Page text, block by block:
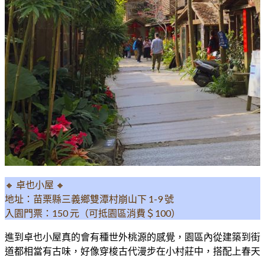
🔸 卓也小屋 🔸
地址：苗栗縣三義鄉雙潭村崩山下 1-9 號
入園門票：150 元（可抵園區消費＄100）
進到卓也小屋真的會有種世外桃源的感覺，園區內從建築到街
道都相當有古味，好像穿梭古代漫步在小村莊中，搭配上春天